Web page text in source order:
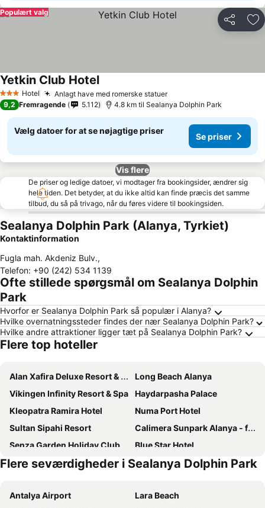
Del
Populært valg
3 StjernerHotel Anlagt have med romerske statuer
Yetkin Club Hotel
9,2 Fremragende 5.112 4.8 km til Sealanya Dolphin Park
Vælg datoer for at se nøjagtige priser
Se priser
Vis flere
De priser og ledige datoer, vi modtager fra bookingsider, ændrer sig
hele tiden. Det betyder, at du ikke altid kan finde præcis det samme
tilbud, du så på trivago, når du føres videre til bookingsiden.
Sealanya Dolphin Park (Alanya, Tyrkiet)
Kontaktinformation
Fugla mah. Akdeniz Bulv.,
Telefon: +90 (242) 534 1139
Ofte stillede spørgsmål om Sealanya Dolphin
Park
Hvorfor er Sealanya Dolphin Park så populær i Alanya?
Hvilke overnatningssteder findes der nær Sealanya Dolphin Park?
Hvilke andre attraktioner ligger tæt på Sealanya Dolphin Park?
Flere top hoteller
Alan Xafira Deluxe Resort & Spa-ULTRA ALL INCLUSIVE
Long Beach Alanya
Vikingen Infinity Resort & Spa
Haydarpasha Palace
Kleopatra Ramira Hotel
Numa Port Hotel
Sultan Sipahi Resort
Calimera Sunpark Alanya - former Sunpark Garden
Senza Garden Holiday Club
Blue Star Hotel
Ramira Joy Hotel
Alaaddin Beach Hotel
Kleopatra Dreams Beach Hotel
Ananea Kleopatra Beach +12 Adult Only - former Cook's Club Alanya
Flere seværdigheder i Sealanya Dolphin Park
Antalya Airport
Lara Beach